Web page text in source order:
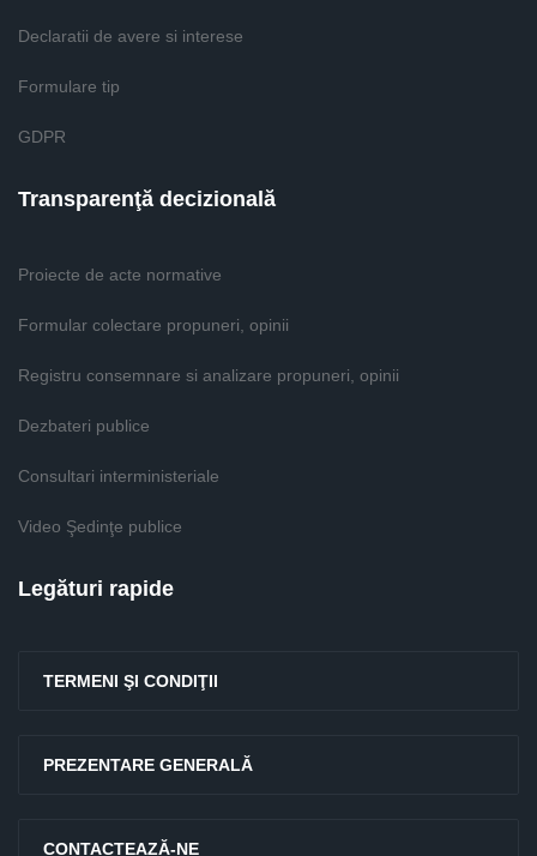
Declaratii de avere si interese
Formulare tip
GDPR
Transparenţă decizională
Proiecte de acte normative
Formular colectare propuneri, opinii
Registru consemnare si analizare propuneri, opinii
Dezbateri publice
Consultari interministeriale
Video Şedinţe publice
Legături rapide
TERMENI ŞI CONDIŢII
PREZENTARE GENERALĂ
CONTACTEAZĂ-NE